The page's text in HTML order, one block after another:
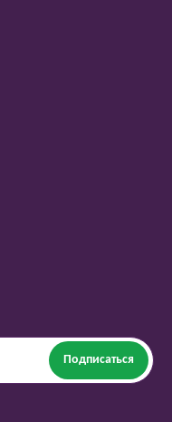
Подписаться